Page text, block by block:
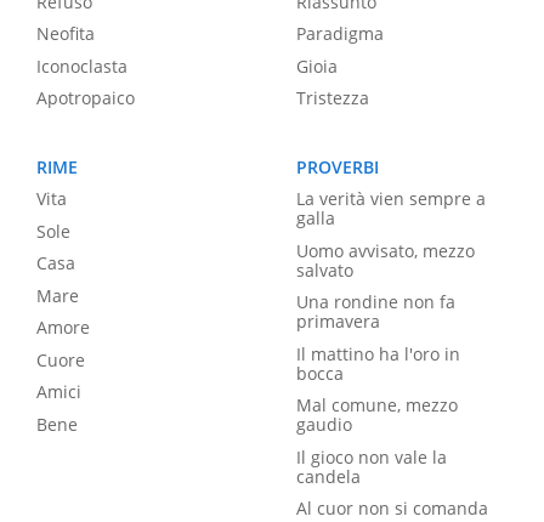
Neofita
Iconoclasta
Apotropaico
Paradigma
Gioia
Tristezza
RIME
Vita
Sole
Casa
Mare
Amore
Cuore
Amici
Bene
PROVERBI
La verità vien sempre a
galla
Uomo avvisato, mezzo
salvato
Una rondine non fa
primavera
Il mattino ha l'oro in
bocca
Mal comune, mezzo
gaudio
Il gioco non vale la
candela
Al cuor non si comanda